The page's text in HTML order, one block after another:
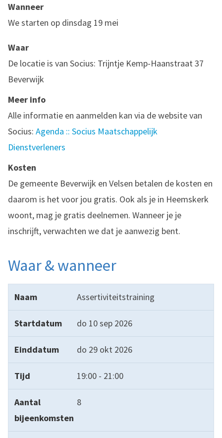
Wanneer
We starten op dinsdag 19 mei
Waar
De locatie is van Socius: Trijntje Kemp-Haanstraat 37
Beverwijk
Meer info
Alle informatie en aanmelden kan via de website van
Socius: Agenda :: Socius Maatschappelijk
Dienstverleners
Kosten
De gemeente Beverwijk en Velsen betalen de kosten en
daarom is het voor jou gratis. Ook als je in Heemskerk
woont, mag je gratis deelnemen. Wanneer je je
inschrijft, verwachten we dat je aanwezig bent.
Waar & wanneer
Naam Startdatum Einddatum Tijd
Assertiviteitstraining
do 10 sep 2026
do 29 okt 2026
19:00 - 21:00
8